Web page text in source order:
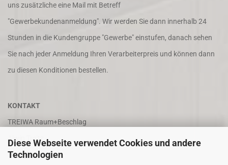
Diese Webseite verwendet Cookies und andere
Technologien
uns zusätzliche eine Mail mit Betreff
"Gewerbekundenanmeldung". Wir werden Sie dann innerhalb 24
Stunden in die Kundengruppe "Gewerbe" einstufen, danach sehen
Sie nach jeder Anmeldung Ihren Verarbeiterpreis und können dann
zu diesen Konditionen bestellen.
KONTAKT
TREIWA Raum+Beschlag
Alwin Treitz
In der Puhl 8